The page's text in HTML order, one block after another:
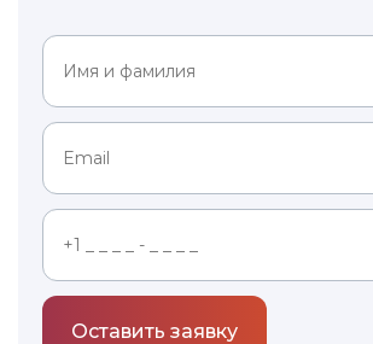
Оставить заявку